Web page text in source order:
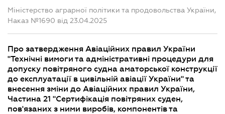
Міністерство аграрної політики та продовольства України,
Наказ №1690 від 23.04.2025
Про затвердження Авіаційних правил України
"Технічні вимоги та адміністративні процедури для
допуску повітряного судна аматорської конструкції
до експлуатації в цивільній авіації України" та
внесення зміни до Авіаційних правил України,
Частина 21 "Сертифікація повітряних суден,
пов'язаних з ними виробів, компонентів та